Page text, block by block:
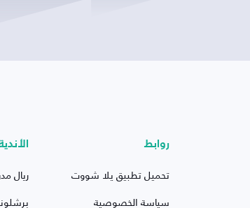
روابط
تحميل تطبيق يلا شووت
سياسة الخصوصية
ريال